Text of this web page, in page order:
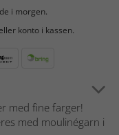
i morgen.
konto i kassen.
med fine farger!
med moulinégarn i